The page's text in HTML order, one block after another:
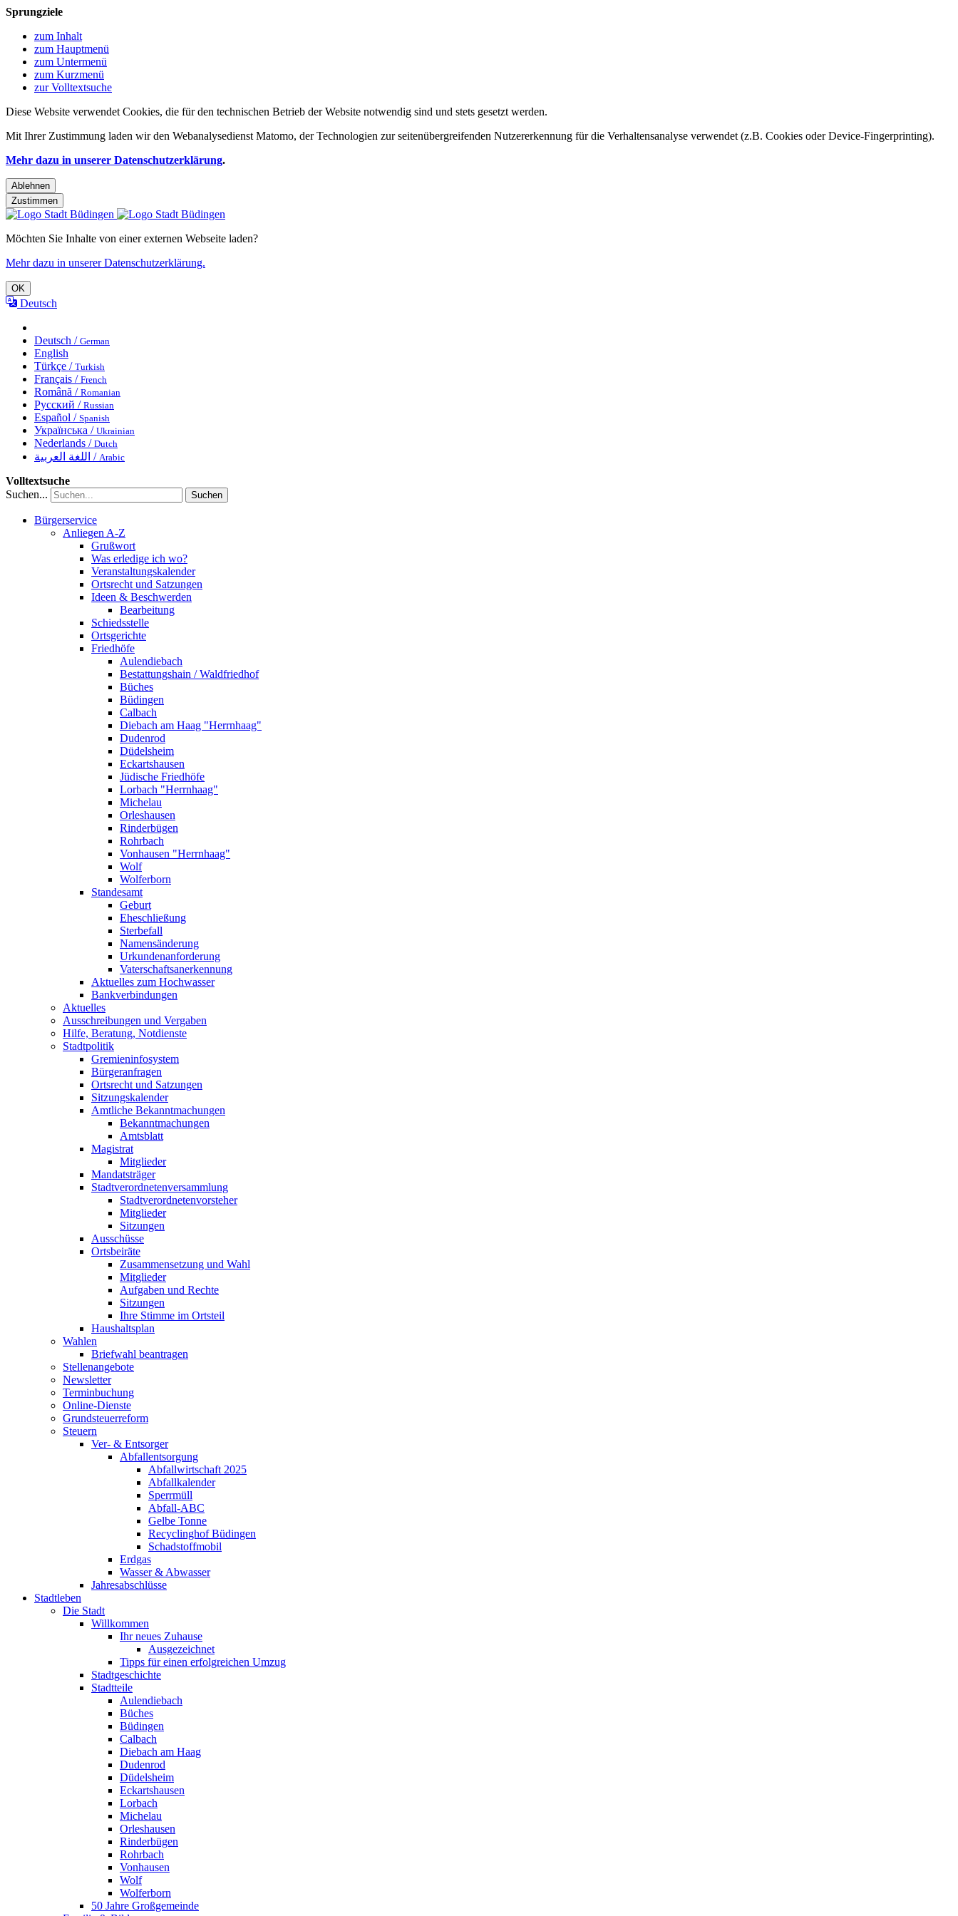
Sprungziele
zum Inhalt
zum Hauptmenü
zum Untermenü
zum Kurzmenü
zur Volltextsuche
Diese Website verwendet Cookies, die für den technischen Betrieb der Website notwendig sind und stets gesetzt werden.
Mit Ihrer Zustimmung laden wir den Webanalysedienst Matomo, der Technologien zur seitenübergreifenden Nutzererkennung für die Verhaltensanalyse verwendet (z.B. Cookies oder Device-Fingerprinting).
Mehr dazu in unserer Datenschutzerklärung.
Ablehnen
Zustimmen
Möchten Sie Inhalte von einer externen Webseite laden?
Mehr dazu in unserer Datenschutzerklärung.
OK
Deutsch
Deutsch / German
English
Türkçe / Turkish
Français / French
Română / Romanian
Русский / Russian
Español / Spanish
Українська / Ukrainian
Nederlands / Dutch
اللغة العربية / Arabic
Volltextsuche
Suchen...
Suchen
Bürgerservice
Anliegen A-Z
Grußwort
Was erledige ich wo?
Veranstaltungskalender
Ortsrecht und Satzungen
Ideen & Beschwerden
Bearbeitung
Schiedsstelle
Ortsgerichte
Friedhöfe
Aulendiebach
Bestattungshain / Waldfriedhof
Büches
Büdingen
Calbach
Diebach am Haag "Herrnhaag"
Dudenrod
Düdelsheim
Eckartshausen
Jüdische Friedhöfe
Lorbach "Herrnhaag"
Michelau
Orleshausen
Rinderbügen
Rohrbach
Vonhausen "Herrnhaag"
Wolf
Wolferborn
Standesamt
Geburt
Eheschließung
Sterbefall
Namensänderung
Urkundenanforderung
Vaterschaftsanerkennung
Aktuelles zum Hochwasser
Bankverbindungen
Aktuelles
Ausschreibungen und Vergaben
Hilfe, Beratung, Notdienste
Stadtpolitik
Gremieninfosystem
Bürgeranfragen
Ortsrecht und Satzungen
Sitzungskalender
Amtliche Bekanntmachungen
Bekanntmachungen
Amtsblatt
Magistrat
Mitglieder
Mandatsträger
Stadtverordnetenversammlung
Stadtverordnetenvorsteher
Mitglieder
Sitzungen
Ausschüsse
Ortsbeiräte
Zusammensetzung und Wahl
Mitglieder
Aufgaben und Rechte
Sitzungen
Ihre Stimme im Ortsteil
Haushaltsplan
Wahlen
Briefwahl beantragen
Stellenangebote
Newsletter
Terminbuchung
Online-Dienste
Grundsteuerreform
Steuern
Ver- & Entsorger
Abfallentsorgung
Abfallwirtschaft 2025
Abfallkalender
Sperrmüll
Abfall-ABC
Gelbe Tonne
Recyclinghof Büdingen
Schadstoffmobil
Erdgas
Wasser & Abwasser
Jahresabschlüsse
Stadtleben
Die Stadt
Willkommen
Ihr neues Zuhause
Ausgezeichnet
Tipps für einen erfolgreichen Umzug
Stadtgeschichte
Stadtteile
Aulendiebach
Büches
Büdingen
Calbach
Diebach am Haag
Dudenrod
Düdelsheim
Eckartshausen
Lorbach
Michelau
Orleshausen
Rinderbügen
Rohrbach
Vonhausen
Wolf
Wolferborn
50 Jahre Großgemeinde